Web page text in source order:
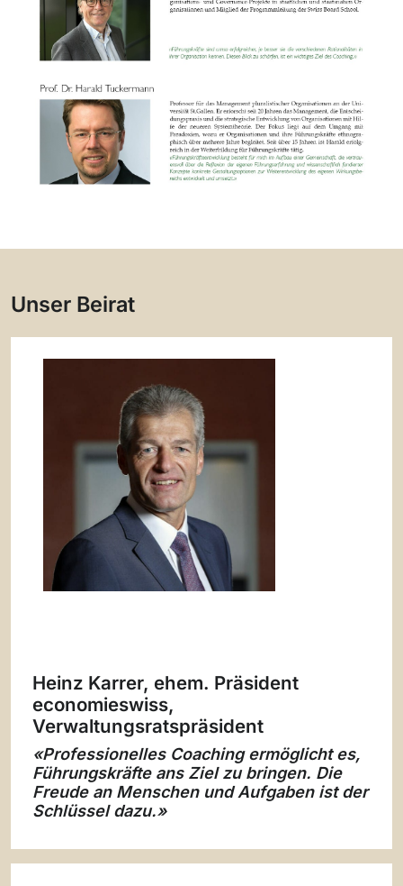
Unser Beirat
Heinz Karrer, ehem. Präsident
economieswiss,
Verwaltungsratspräsident
«Professionelles Coaching ermöglicht es,
Führungskräfte ans Ziel zu bringen. Die
Freude an Menschen und Aufgaben ist der
Schlüssel dazu.»